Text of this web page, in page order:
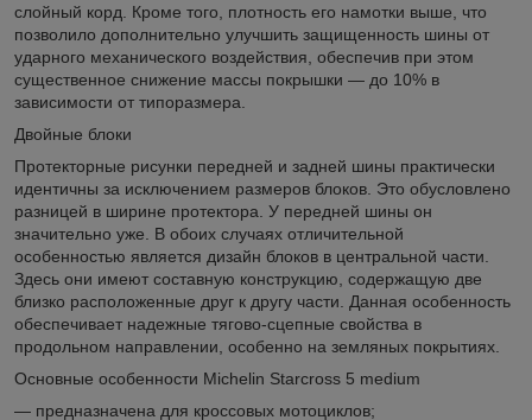
слойный корд. Кроме того, плотность его намотки выше, что
позволило дополнительно улучшить защищенность шины от
ударного механического воздействия, обеспечив при этом
существенное снижение массы покрышки — до 10% в
зависимости от типоразмера.
Двойные блоки
Протекторные рисунки передней и задней шины практически
идентичны за исключением размеров блоков. Это обусловлено
разницей в ширине протектора. У передней шины он
значительно уже. В обоих случаях отличительной
особенностью является дизайн блоков в центральной части.
Здесь они имеют составную конструкцию, содержащую две
близко расположенные друг к другу части. Данная особенность
обеспечивает надежные тягово-сцепные свойства в
продольном направлении, особенно на земляных покрытиях.
Основные особенности Michelin Starcross 5 medium
— предназначена для кроссовых мотоциклов;